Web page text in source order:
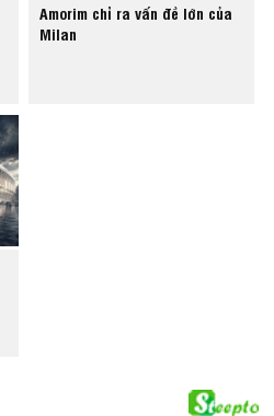
Amorim chỉ ra vấn đề lớn của
Milan